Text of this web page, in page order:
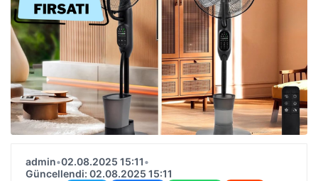
admin•02.08.2025 15:11•
Güncellendi: 02.08.2025 15:11